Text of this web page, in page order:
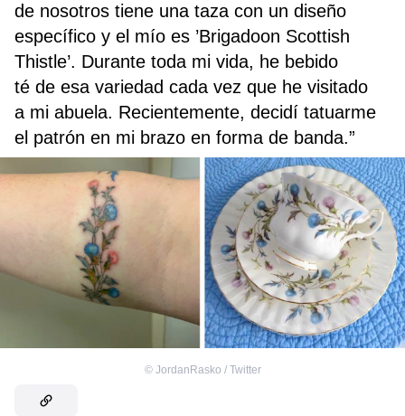
de nosotros tiene una taza con un diseño
específico y el mío es ’Brigadoon Scottish
Thistle’. Durante toda mi vida, he bebido
té de esa variedad cada vez que he visitado
a mi abuela. Recientemente, decidí tatuarme
el patrón en mi brazo en forma de banda.”
© JordanRasko / Twitter